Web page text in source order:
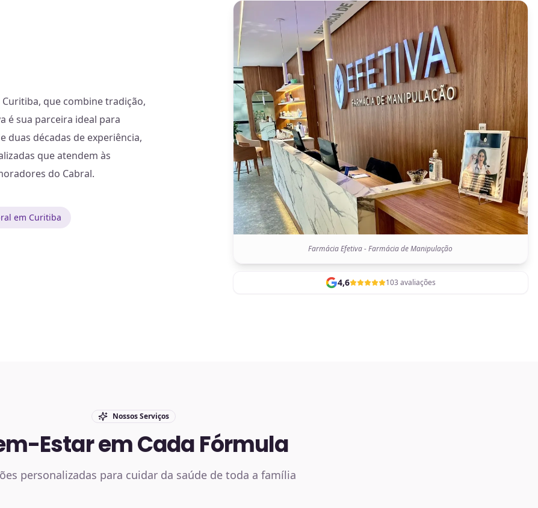
que combine tradição,
é sua parceira ideal para
duas décadas de experiência,
que atendem às
do Cabral.
em Curitiba
Farmácia Efetiva - Farmácia de Manipulação
4,6 103 avaliações
Nossos Serviços
Estar em Cada Fórmula
personalizadas para cuidar da saúde de toda a família